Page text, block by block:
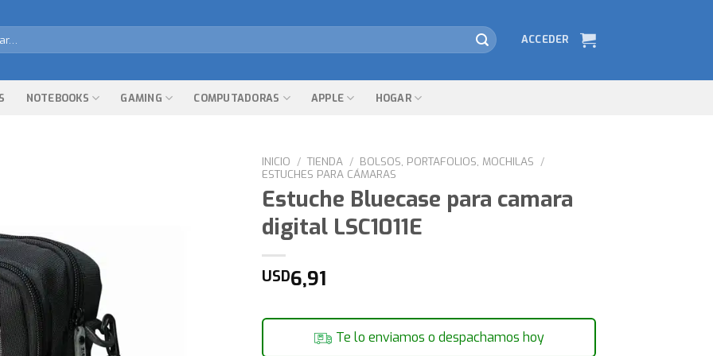
ACCEDER
NOTEBOOKS GAMING COMPUTADORAS APPLE HOGAR
INICIO / TIENDA / BOLSOS, PORTAFOLIOS, MOCHILAS /
ESTUCHES PARA CÁMARAS
Estuche Bluecase para camara
digital LSC1011E
USD6,91
Te lo enviamos o despachamos hoy